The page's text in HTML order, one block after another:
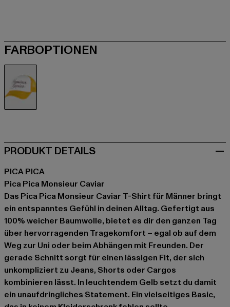
FARBOPTIONEN
PRODUKT DETAILS
PICA PICA
Pica Pica Monsieur Caviar
Das Pica Pica Monsieur Caviar T-Shirt für Männer bringt
ein entspanntes Gefühl in deinen Alltag. Gefertigt aus
100% weicher Baumwolle, bietet es dir den ganzen Tag
über hervorragenden Tragekomfort – egal ob auf dem
Weg zur Uni oder beim Abhängen mit Freunden. Der
gerade Schnitt sorgt für einen lässigen Fit, der sich
unkompliziert zu Jeans, Shorts oder Cargos
kombinieren lässt. In leuchtendem Gelb setzt du damit
ein unaufdringliches Statement. Ein vielseitiges Basic,